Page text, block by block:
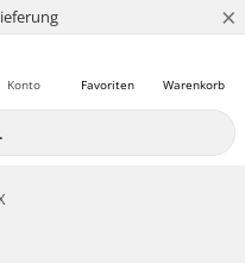
×
Warenkorb
Favoriten
Konto